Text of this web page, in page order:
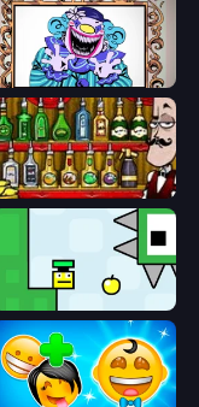
Exhibit of Sorrows
Bartender The Right Mix